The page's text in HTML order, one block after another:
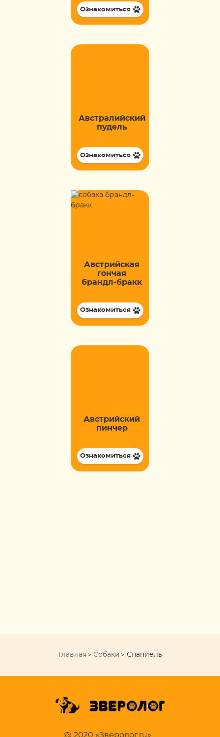
Ознакомиться
Австралийский
пудель
Ознакомиться
Австрийская
гончая
брандл-бракк
Ознакомиться
Австрийский
пинчер
Ознакомиться
Главная Собаки Спаниель
@ 2020 «Зверолог.ru»